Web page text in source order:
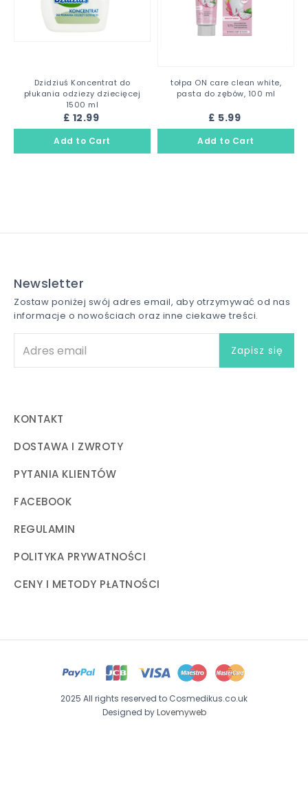
Dzidziuś Koncentrat do
płukania odziezy dziecięcej
1500 ml
£ 12.99
tołpa ON care clean white,
pasta do zębów, 100 ml
£ 5.99
Newsletter
Zostaw poniżej swój adres email, aby otrzymywać od nas
informacje o nowościach oraz inne ciekawe treści.
KONTAKT
DOSTAWA I ZWROTY
PYTANIA KLIENTÓW
FACEBOOK
REGULAMIN
POLITYKA PRYWATNOŚCI
CENY I METODY PŁATNOŚCI
2025 All rights reserved to Cosmedikus.co.uk
Designed byLovemyweb